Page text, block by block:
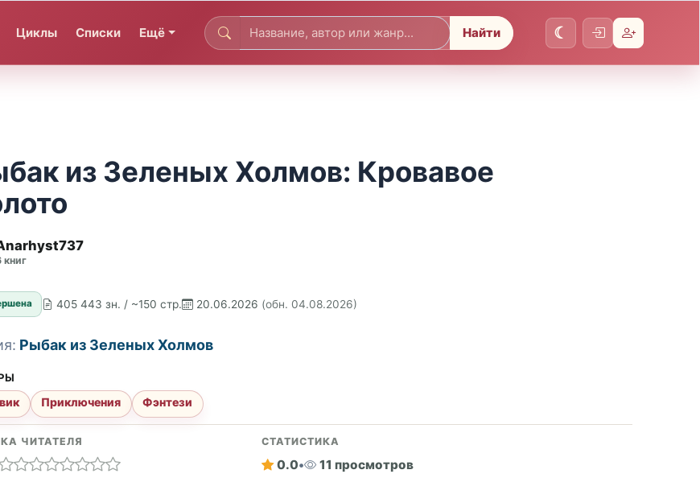
Циклы Списки Ещё Найти
из Зеленых Холмов: Кровавое
книг
405 443 зн. / ~150 стр. 20.06.2026 (обн. 04.08.2026)
Рыбак из Зеленых Холмов
Приключения Фэнтези
ЧИТАТЕЛЯ СТАТИСТИКА
0.0• 11 просмотров